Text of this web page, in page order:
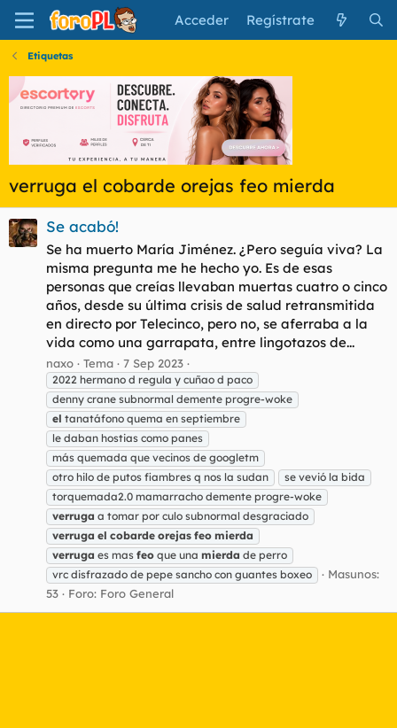
Acceder Regístrate
Etiquetas
verruga el cobarde orejas feo mierda
Se acabó!
Se ha muerto María Jiménez. ¿Pero seguía viva? La
misma pregunta me he hecho yo. Es de esas
personas que creías llevaban muertas cuatro o cinco
años, desde su última crisis de salud retransmitida
en directo por Telecinco, pero no, se aferraba a la
vida como una garrapata, entre lingotazos de...
naxo Tema 7 Sep 2023
2022 hermano d regula y cuñao d paco
denny crane subnormal demente progre-woke
el tanatáfono quema en septiembre
le daban hostias como panes
más quemada que vecinos de googletm
otro hilo de putos fiambres q nos la sudan
se vevió la bida
torquemada2.0 mamarracho demente progre-woke
verruga a tomar por culo subnormal desgraciado
verruga el cobarde orejas feo mierda
verruga es mas feo que una mierda de perro
vrc disfrazado de pepe sancho con guantes boxeo
Masunos:
53
Foro: Foro General